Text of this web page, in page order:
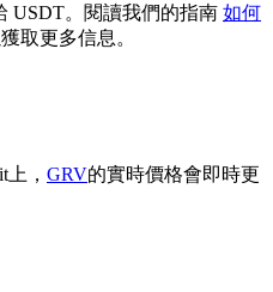
USDT。閱讀我們的指南 如何
取更多信息。
， GRV的實時價格會即時更